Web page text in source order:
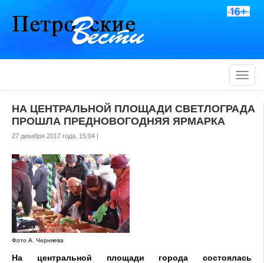
Toggle
НА ЦЕНТРАЛЬНОЙ ПЛОЩАДИ СВЕТЛОГРАДА
ПРОШЛА ПРЕДНОВОГОДНЯЯ ЯРМАРКА
27 декабря 2017 года, 15:04 |
Фото А. Черняева
На центральной площади города состоялась